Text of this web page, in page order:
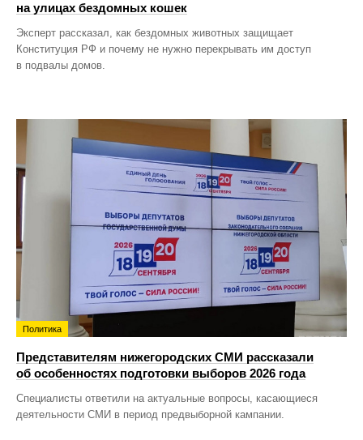
на улицах бездомных кошек
Эксперт рассказал, как бездомных животных защищает
Конституция РФ и почему не нужно перекрывать им доступ
в подвалы домов.
Политика
Представителям нижегородских СМИ рассказали
об особенностях подготовки выборов 2026 года
Специалисты ответили на актуальные вопросы, касающиеся
деятельности СМИ в период предвыборной кампании.